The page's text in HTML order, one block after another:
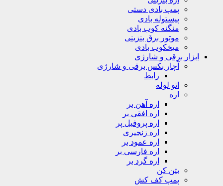
پمپ بادی دستی
پیستوله بادی
منگنه کوب بادی
موتور برق بنزینی
میخکوب بادی
ابزار برقی و شارژی
آچار بکس برقی و شارژی
رابط
اتو لوله
اره
اره آهن بر
اره افقی بر
اره پروفیل پر
اره زنجیری
اره عمود بر
اره فارسی بر
اره گرد بر
بتن کن
پمپ کف کش